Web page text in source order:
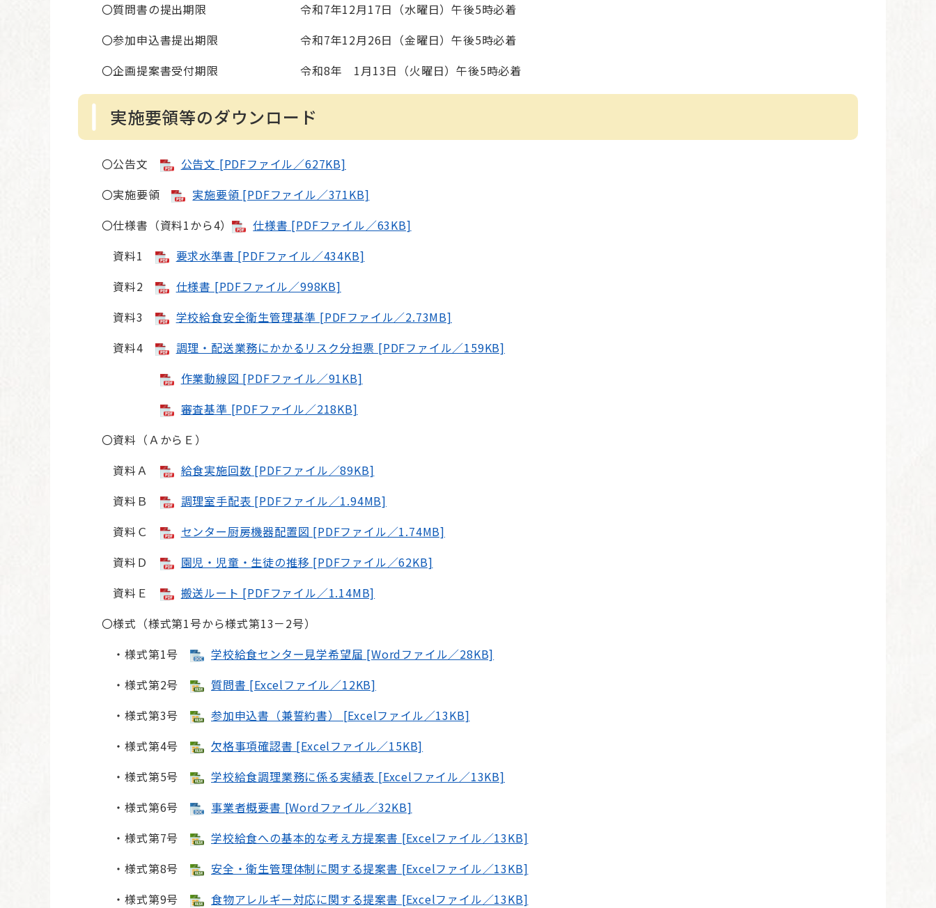
〇質問書の提出期限 令和7年12月17日（水曜日）午後5時必着
〇参加申込書提出期限 令和7年12月26日（金曜日）午後5時必着
〇企画提案書受付期限 令和8年 1月13日（火曜日）午後5時必着
実施要領等のダウンロード
〇公告文
公告文 [PDFファイル／627KB]
〇実施要領
実施要領 [PDFファイル／371KB]
〇仕様書（資料1から4）
仕様書 [PDFファイル／63KB]
資料1
要求水準書 [PDFファイル／434KB]
資料2
仕様書 [PDFファイル／998KB]
資料3
学校給食安全衛生管理基準 [PDFファイル／2.73MB]
資料4
調理・配送業務にかかるリスク分担票 [PDFファイル／159KB]
作業動線図 [PDFファイル／91KB]
審査基準 [PDFファイル／218KB]
〇資料（ＡからＥ）
資料Ａ
給食実施回数 [PDFファイル／89KB]
資料Ｂ
調理室手配表 [PDFファイル／1.94MB]
資料Ｃ
センター厨房機器配置図 [PDFファイル／1.74MB]
資料Ｄ
園児・児童・生徒の推移 [PDFファイル／62KB]
資料Ｅ
搬送ルート [PDFファイル／1.14MB]
〇様式（様式第1号から様式第13－2号）
・様式第1号
学校給食センター見学希望届 [Wordファイル／28KB]
・様式第2号
質問書 [Excelファイル／12KB]
・様式第3号
参加申込書（兼誓約書） [Excelファイル／13KB]
・様式第4号
欠格事項確認書 [Excelファイル／15KB]
・様式第5号
学校給食調理業務に係る実績表 [Excelファイル／13KB]
・様式第6号
事業者概要書 [Wordファイル／32KB]
・様式第7号
学校給食への基本的な考え方提案書 [Excelファイル／13KB]
・様式第8号
安全・衛生管理体制に関する提案書 [Excelファイル／13KB]
・様式第9号
食物アレルギー対応に関する提案書 [Excelファイル／13KB]